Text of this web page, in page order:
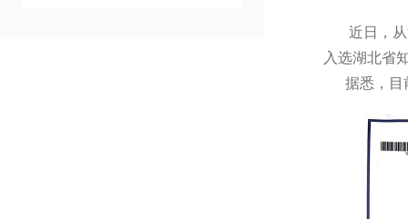
近日，
入选湖北省
据悉，目